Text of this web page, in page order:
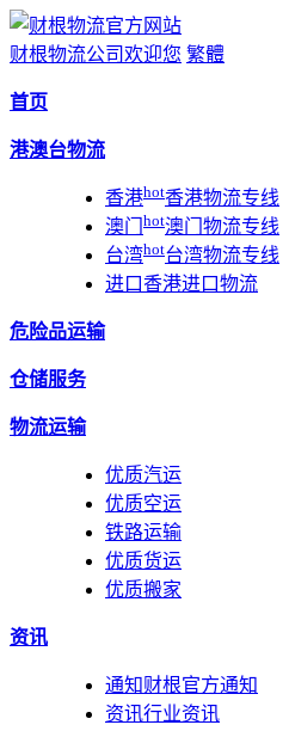
财根物流公司欢迎您 繁體
首页
港澳台物流
香港hot香港物流专线
澳门 hot澳门物流专线
台湾hot台湾物流专线
进口 香港进口物流
危险品运输
仓储服务
物流运输
优质汽运
优质空运
铁路运输
优质货运
优质搬家
资讯
通知财根官方通知
资讯行业资讯